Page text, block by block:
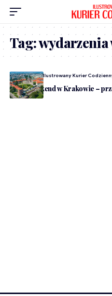
Tag:wydarzenia
Dodane PrzezIlustrowany Kurier
Długi weekend w Krakowie –